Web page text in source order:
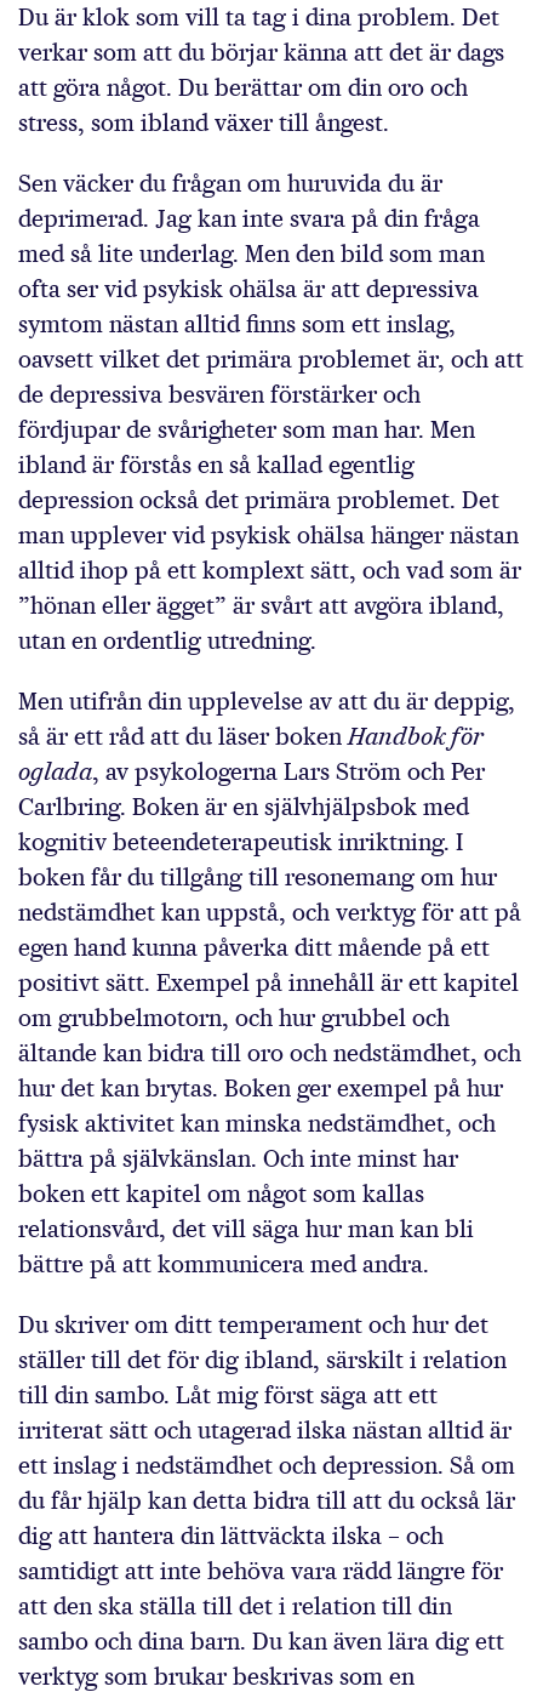
Du är klok som vill ta tag i dina problem. Det
verkar som att du börjar känna att det är dags
att göra något. Du berättar om din oro och
stress, som ibland växer till ångest.
Sen väcker du frågan om huruvida du är
deprimerad. Jag kan inte svara på din fråga
med så lite underlag. Men den bild som man
ofta ser vid psykisk ohälsa är att depressiva
symtom nästan alltid finns som ett inslag,
oavsett vilket det primära problemet är, och att
de depressiva besvären förstärker och
fördjupar de svårigheter som man har. Men
ibland är förstås en så kallad egentlig
depression också det primära problemet. Det
man upplever vid psykisk ohälsa hänger nästan
alltid ihop på ett komplext sätt, och vad som är
”hönan eller ägget” är svårt att avgöra ibland,
utan en ordentlig utredning.
Men utifrån din upplevelse av att du är deppig,
så är ett råd att du läser boken Handbok för
oglada, av psykologerna Lars Ström och Per
Carlbring. Boken är en självhjälpsbok med
kognitiv beteendeterapeutisk inriktning. I
boken får du tillgång till resonemang om hur
nedstämdhet kan uppstå, och verktyg för att på
egen hand kunna påverka ditt mående på ett
positivt sätt. Exempel på innehåll är ett kapitel
om grubbelmotorn, och hur grubbel och
ältande kan bidra till oro och nedstämdhet, och
hur det kan brytas. Boken ger exempel på hur
fysisk aktivitet kan minska nedstämdhet, och
bättra på självkänslan. Och inte minst har
boken ett kapitel om något som kallas
relationsvård, det vill säga hur man kan bli
bättre på att kommunicera med andra.
Du skriver om ditt temperament och hur det
ställer till det för dig ibland, särskilt i relation
till din sambo. Låt mig först säga att ett
irriterat sätt och utagerad ilska nästan alltid är
ett inslag i nedstämdhet och depression. Så om
du får hjälp kan detta bidra till att du också lär
dig att hantera din lättväckta ilska – och
samtidigt att inte behöva vara rädd längre för
att den ska ställa till det i relation till din
sambo och dina barn. Du kan även lära dig ett
verktyg som brukar beskrivas som en